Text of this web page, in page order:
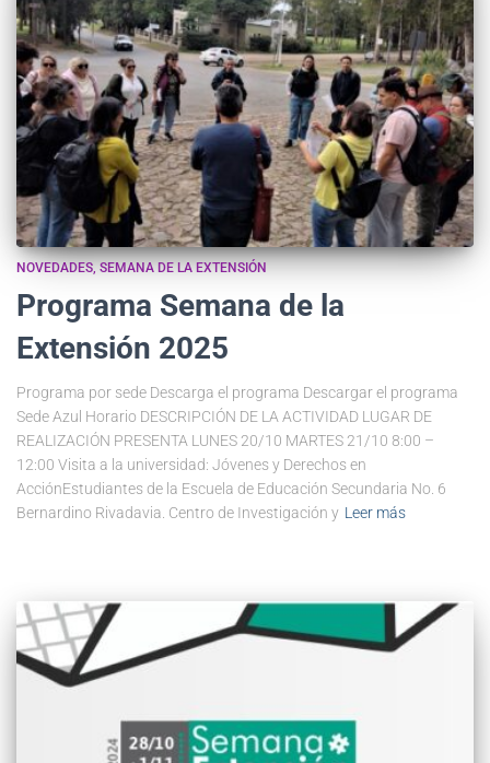
NOVEDADES SEMANA DE LA EXTENSIÓN
Programa Semana de la
Extensión 2025
Programa por sede Descarga el programa Descargar el programa
Sede Azul Horario DESCRIPCIÓN DE LA ACTIVIDAD LUGAR DE
REALIZACIÓN PRESENTA LUNES 20/10 MARTES 21/10 8:00 –
12:00 Visita a la universidad: Jóvenes y Derechos en
AcciónEstudiantes de la Escuela de Educación Secundaria No. 6
Bernardino Rivadavia. Centro de Investigación y Leer más